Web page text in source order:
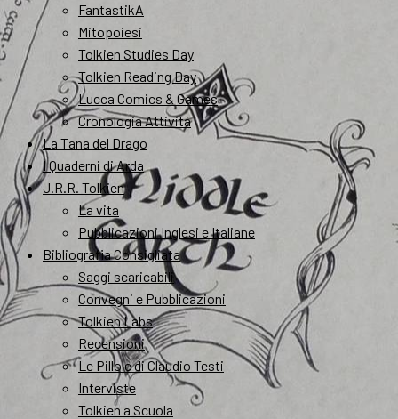
FantastikA
Mitopoiesi
Tolkien Studies Day
Tolkien Reading Day
Lucca Comics & Games
Cronologia Attività
La Tana del Drago
I Quaderni di Arda
J.R.R. Tolkien
La vita
Pubblicazioni Inglesi e Italiane
Bibliografia Consigliata
Saggi scaricabili
Convegni e Pubblicazioni
Tolkien Labs
Recensioni
Le Pillole di Claudio Testi
Interviste
Tolkien a Scuola